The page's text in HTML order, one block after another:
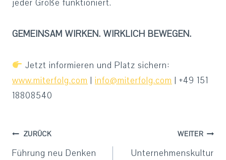
jeder Größe funktioniert.
GEMEINSAM WIRKEN. WIRKLICH BEWEGEN.
Jetzt informieren und Platz sichern:
www.miterfolg.com | info@miterfolg.com | +49 151
18808540
Beitragsnavigation
ZURÜCK
Führung neu Denken
WEITER
Unternehmenskultur